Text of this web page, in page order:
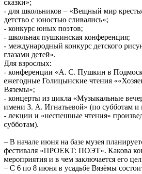
сказки»;
- для школьников – «Вещный мир
детство с юностью сливались»;
- конкурс юных поэтов;
- школьная пушкинская конференция;
- международный конкурс детского
глазами детей».
Для взрослых:
- конференции «А. С. Пушкин в
ежегодные Голицынские чтения
Вяземы»;
- концерты из цикла «Музыкальные
имени З. А. Игнатьевой» (по субботам и
- лекции и «неспешные чтения»
субботам).
– В начале июня на базе музея
фестиваля «ПРОЕКТ: ПОЭТ». Какова
мероприятия и в чем заключается его
– С 6 по 8 июня в усадьбе Вязёмы